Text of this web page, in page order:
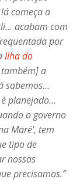
começa a
acabam com
por
Ilha do
a
sabemos…
planejado…
o governo
Maré’, tem
tipo de
nossas
precisamos.”